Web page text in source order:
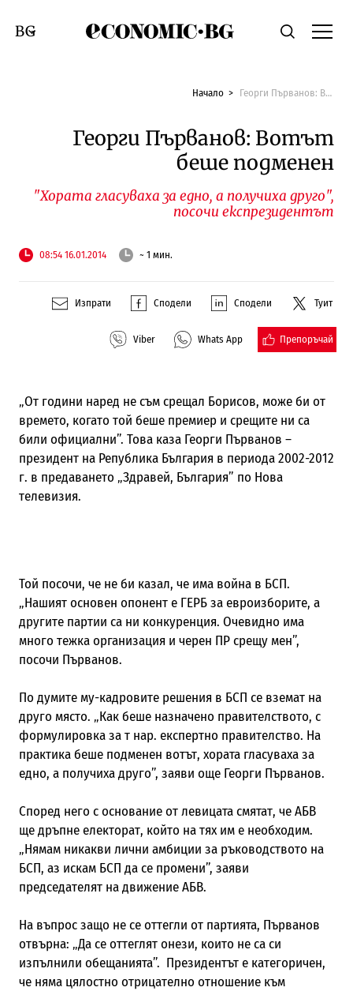
Economic.bgТърсене
Смяна на език
Начало Георги Първанов: Вотът беше подменен
Георги Първанов: Вотът
беше подменен
"Хората гласуваха за едно, а получиха друго",
посочи експрезидентът
08:54 16.01.2014 ~ 1 мин.
Изпрати Сподели Сподели Туит
Viber Whats App Препоръчай
„От години наред не съм срещал Борисов, може би от
времето, когато той беше премиер и срещите ни са
били официални”. Това каза Георги Първанов –
президент на Република България в периода 2002-2012
г. в предаването „Здравей, България” по Нова
телевизия.
Той посочи, че не би казал, че има война в БСП.
„Нашият основен опонент е ГЕРБ за евроизборите, а
другите партии са ни конкуренция. Очевидно има
много тежка организация и черен ПР срещу мен”,
посочи Първанов.
По думите му-кадровите решения в БСП се вземат на
друго място. „Как беше назначено правителството, с
формулировка за т нар. експертно правителство. На
практика беше подменен вотът, хората гласуваха за
едно, а получиха друго”, заяви още Георги Първанов.
Според него с основание от левицата смятат, че АБВ
ще дръпне електорат, който на тях им е необходим.
„Нямам никакви лични амбиции за ръководството на
БСП, аз искам БСП да се промени”, заяви
председателят на движение АБВ.
На въпрос защо не се оттегли от партията, Първанов
отвърна: „Да се оттеглят онези, които не са си
изпълнили обещанията”. Президентът е категоричен,
че няма цялостно отрицателно отношение към